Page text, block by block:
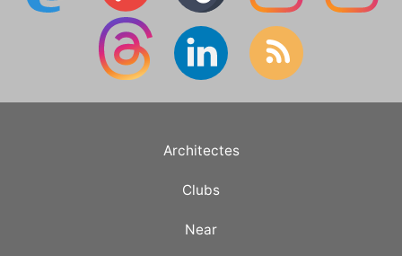
Architectes
Clubs
Near